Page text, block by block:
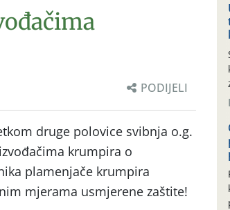
PODIJELI
druge polovice svibnja o.g.
krumpira o
plamenjače krumpira
mjerama usmjerene zaštite!